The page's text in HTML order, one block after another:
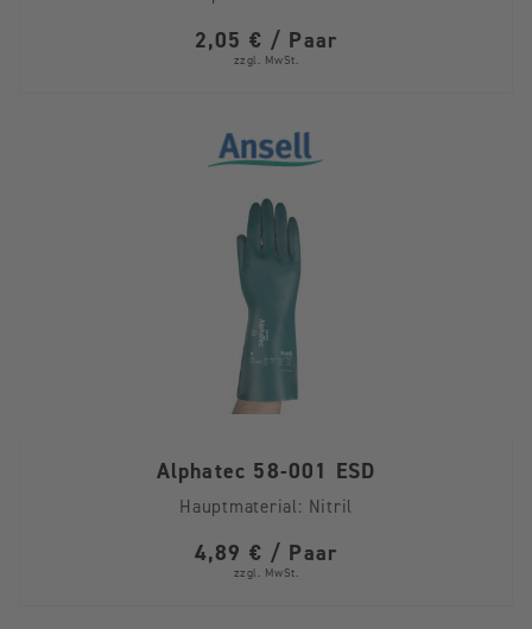
2,05 € / Paar
zzgl. MwSt.
Alphatec 58-001 ESD
Hauptmaterial: Nitril
4,89 € / Paar
zzgl. MwSt.